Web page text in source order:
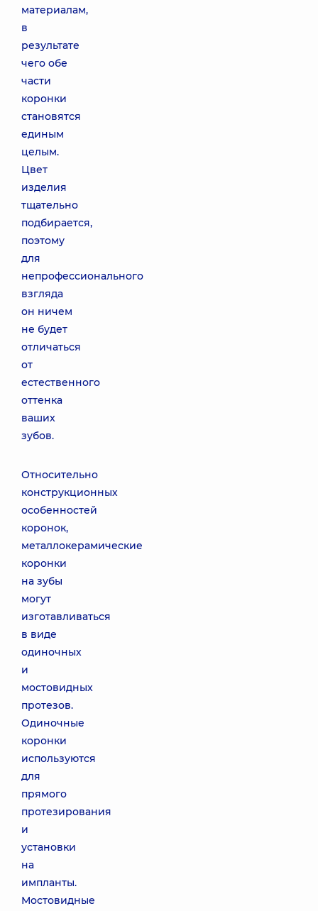
материалам,
в
результате
чего обе
части
коронки
становятся
единым
целым.
Цвет
изделия
тщательно
подбирается,
поэтому
для
непрофессионального
взгляда
он ничем
не будет
отличаться
от
естественного
оттенка
ваших
зубов.
Относительно
конструкционных
особенностей
коронок,
металлокерамические
коронки
на зубы
могут
изготавливаться
в виде
одиночных
и
мостовидных
протезов.
Одиночные
коронки
используются
для
прямого
протезирования
и
установки
на
импланты.
Мостовидные